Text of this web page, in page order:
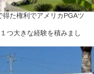
た権利でアメリカPGAツ
つ大きな経験を積みまし